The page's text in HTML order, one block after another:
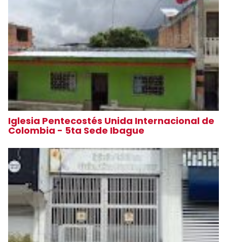
Iglesia Pentecostés Unida Internacional de
Colombia - 5ta Sede Ibague